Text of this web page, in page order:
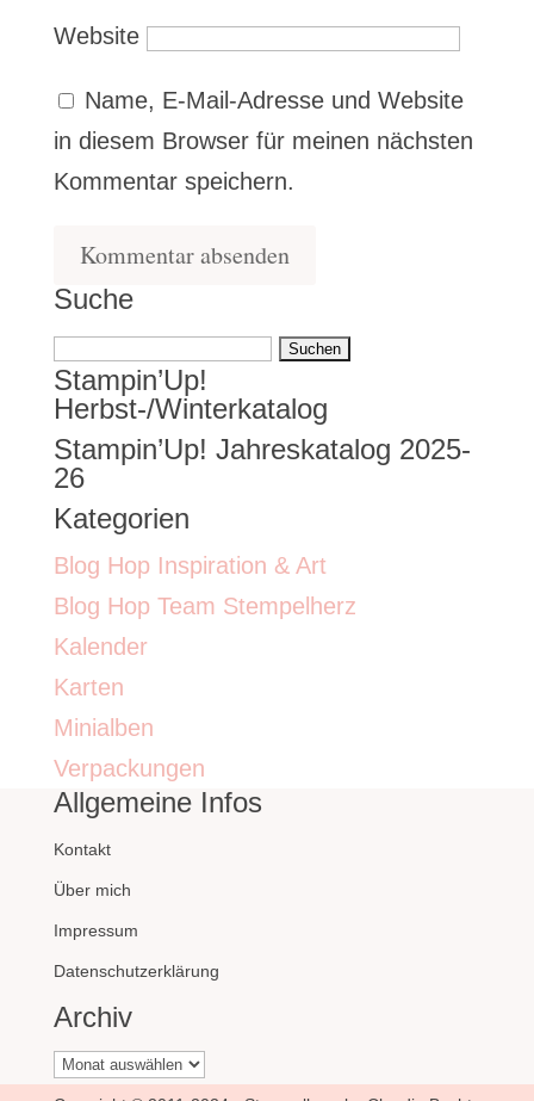
Website
Name, E-Mail-Adresse und Website
in diesem Browser für meinen nächsten
Kommentar speichern.
Suche
Suchen
nach:
Stampin’Up!
Herbst-/Winterkatalog
Stampin’Up! Jahreskatalog 2025-
26
Kategorien
Blog Hop Inspiration & Art
Blog Hop Team Stempelherz
Kalender
Karten
Minialben
Verpackungen
Allgemeine Infos
Kontakt
Über mich
Impressum
Datenschutzerklärung
Archiv
Archiv